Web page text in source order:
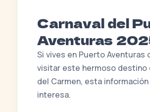
Carnaval del
Aventuras
Si vives en Puerto Aventuras
visitar este hermoso destino
del Carmen, esta
interesa.